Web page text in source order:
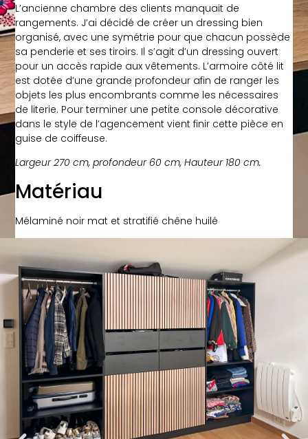
L’ancienne chambre des clients manquait de
rangements. J’ai décidé de créer un dressing bien
organisé, avec une symétrie pour que chacun possède
sa penderie et ses tiroirs. Il s’agit d’un dressing ouvert
pour un accès rapide aux vêtements. L’armoire côté lit
est dotée d’une grande profondeur afin de ranger les
objets les plus encombrants comme les nécessaires
de literie. Pour terminer une petite console décorative
dans le style de l’agencement vient finir cette pièce en
guise de coiffeuse.
Largeur 270 cm, profondeur 60 cm, Hauteur 180 cm.
Matériau
Mélaminé noir mat et stratifié chêne huilé